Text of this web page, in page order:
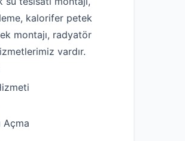
kalorifer petek
montajı, radyatör
vardır.
Açma